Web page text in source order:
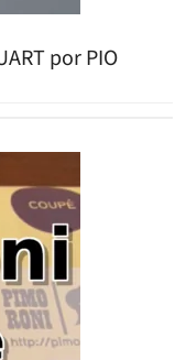
por PIO